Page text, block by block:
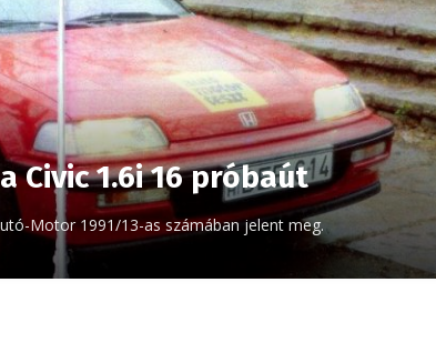
Civic 1.6i 16 próbaút
Motor 1991/13-as számában jelent meg.